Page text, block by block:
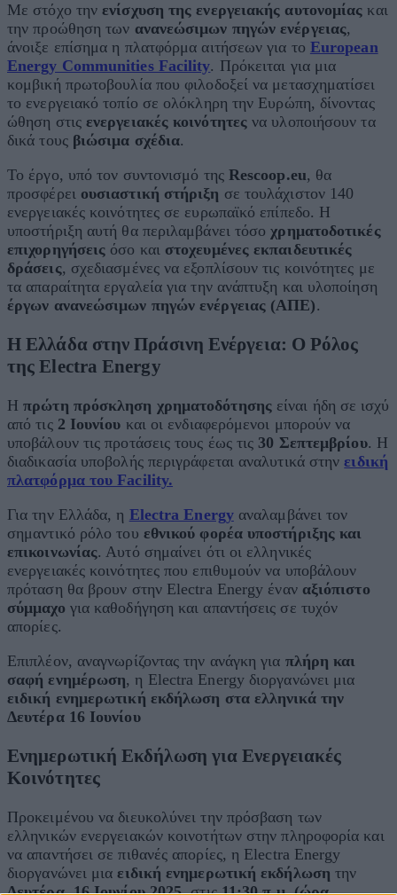
Με στόχο τηνενίσχυση της ενεργειακής αυτονομίας και
την προώθηση των ανανεώσιμων πηγών ενέργειας,
άνοιξε επίσημα η πλατφόρμα αιτήσεων για το European
Energy Communities Facility. Πρόκειται για μια
κομβική πρωτοβουλία που φιλοδοξεί να μετασχηματίσει
το ενεργειακό τοπίο σε ολόκληρη την Ευρώπη, δίνοντας
ώθηση στις ενεργειακές κοινότητεςνα υλοποιήσουν τα
δικά τους βιώσιμα σχέδια.
Το έργο, υπό τον συντονισμό της Rescoop.eu, θα
προσφέρει ουσιαστική στήριξη σε τουλάχιστον 140
ενεργειακές κοινότητες σε ευρωπαϊκό επίπεδο. Η
υποστήριξη αυτή θα περιλαμβάνει τόσοχρηματοδοτικές
επιχορηγήσεις όσο και στοχευμένες εκπαιδευτικές
δράσεις, σχεδιασμένες να εξοπλίσουν τις κοινότητες με
τα απαραίτητα εργαλεία για την ανάπτυξη και υλοποίηση
έργων ανανεώσιμων πηγών ενέργειας (ΑΠΕ).
Η Ελλάδα στην Πράσινη Ενέργεια: Ο Ρόλος
της Electra Energy
Ηπρώτη πρόσκληση χρηματοδότησηςείναι ήδη σε ισχύ
από τις 2 Ιουνίου και οι ενδιαφερόμενοι μπορούν να
υποβάλουν τις προτάσεις τους έως τις 30 Σεπτεμβρίου. Η
διαδικασία υποβολής περιγράφεται αναλυτικά στηνειδική
πλατφόρμα του Facility.
Για την Ελλάδα, η Electra Energyαναλαμβάνει τον
σημαντικό ρόλο του εθνικού φορέα υποστήριξης και
επικοινωνίας. Αυτό σημαίνει ότι οι ελληνικές
ενεργειακές κοινότητες που επιθυμούν να υποβάλουν
πρόταση θα βρουν στην Electra Energy έναν αξιόπιστο
σύμμαχο για καθοδήγηση και απαντήσεις σε τυχόν
απορίες.
Επιπλέον, αναγνωρίζοντας την ανάγκη για πλήρη και
σαφή ενημέρωση, η Electra Energy διοργανώνει μια
ειδική ενημερωτική εκδήλωση στα ελληνικά την
Δευτέρα 16 Ιουνίου
Ενημερωτική Εκδήλωση για Ενεργειακές
Κοινότητες
Προκειμένου να διευκολύνει την πρόσβαση των
ελληνικών ενεργειακών κοινοτήτων στην πληροφορία και
να απαντήσει σε πιθανές απορίες, η Electra Energy
διοργανώνει μιαειδική ενημερωτική εκδήλωση την